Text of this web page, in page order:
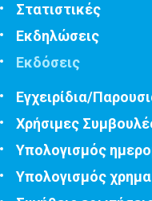
Στατιστικές
Εκδηλώσεις
Εκδόσεις
Εγχειρίδια/
Χρήσιμες
Υπολογισμός
Υπολογισμός